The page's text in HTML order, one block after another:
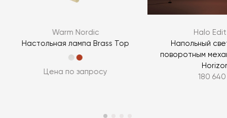
Warm Nordic
Настольная лампа Brass Top
Цена по запросу
Halo
Напольный
поворотным
180